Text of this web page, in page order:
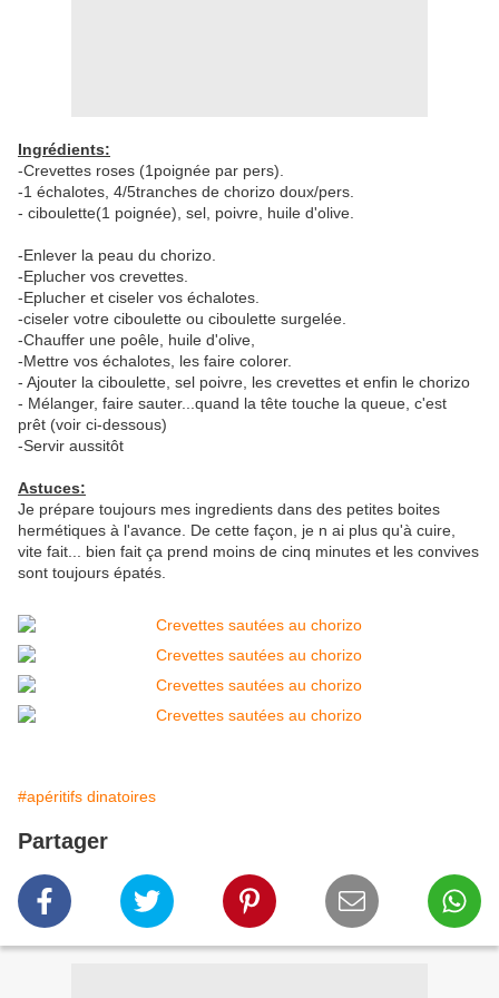
Ingrédients:
-Crevettes roses (1poignée par pers).
-1 échalotes, 4/5tranches de chorizo doux/pers.
- ciboulette(1 poignée), sel, poivre, huile d'olive.
-Enlever la peau du chorizo.
-Eplucher vos crevettes.
-Eplucher et ciseler vos échalotes.
-ciseler votre ciboulette ou ciboulette surgelée.
-Chauffer une poêle, huile d'olive,
-Mettre vos échalotes, les faire colorer.
- Ajouter la ciboulette, sel poivre, les crevettes et enfin le chorizo
- Mélanger, faire sauter...quand la tête touche la queue, c'est
prêt (voir ci-dessous)
-Servir aussitôt
Astuces:
Je prépare toujours mes ingredients dans des petites boites
hermétiques à l'avance. De cette façon, je n ai plus qu'à cuire,
vite fait... bien fait ça prend moins de cinq minutes et les convives
sont toujours épatés.
#apéritifs dinatoires
Partager